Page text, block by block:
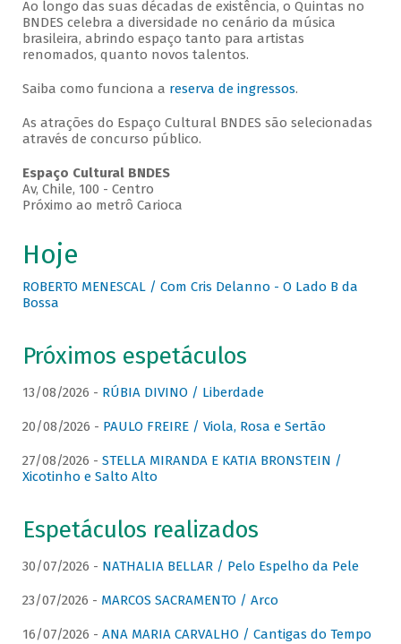
Ao longo das suas décadas de existência, o Quintas no
BNDES celebra a diversidade no cenário da música
brasileira, abrindo espaço tanto para artistas
renomados, quanto novos talentos.
Saiba como funciona a reserva de ingressos.
As atrações do Espaço Cultural BNDES são selecionadas
através de concurso público.
Espaço Cultural BNDES
Av, Chile, 100 - Centro
Próximo ao metrô Carioca
Hoje
ROBERTO MENESCAL / Com Cris Delanno - O Lado B da
Bossa
Próximos espetáculos
13/08/2026 - RÚBIA DIVINO / Liberdade
20/08/2026 - PAULO FREIRE / Viola, Rosa e Sertão
27/08/2026 - STELLA MIRANDA E KATIA BRONSTEIN /
Xicotinho e Salto Alto
Espetáculos realizados
30/07/2026 - NATHALIA BELLAR / Pelo Espelho da Pele
23/07/2026 - MARCOS SACRAMENTO / Arco
16/07/2026 - ANA MARIA CARVALHO / Cantigas do Tempo